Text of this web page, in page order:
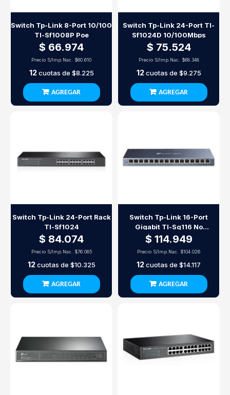
Switch Tp-Link 8-Port 10/100
Tl-Sf1008P Poe
$ 66.974
Precio S/Imp.Nac. $60.610
12cuotas de $8.225
AGREGAR
Switch Tp-Link 24-Port Tl-
Sf1024D 10/100Mbps
$ 75.524
Precio S/Imp.Nac. $68.348
12cuotas de $9.275
AGREGAR
Switch Tp-Link 24-Port Rack
Tl-Sf1024
$ 84.074
Precio S/Imp.Nac. $76.085
12cuotas de $10.325
AGREGAR
Switch Tp-Link 16-Port
Gigabit Tl-Sg116 No
Gestionable
$ 114.949
Precio S/Imp.Nac. $104.026
12cuotas de $14.117
AGREGAR